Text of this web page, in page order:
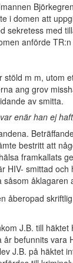
i domen att
sekretess med
anförde
stöld m m, utom
ang grov
av smitta.
enär han ej
bestritt att
framkallats
HIV- smittad och
såsom åklagaren
åberopad
J.B. till
befunnits vara
J.B. på häktet